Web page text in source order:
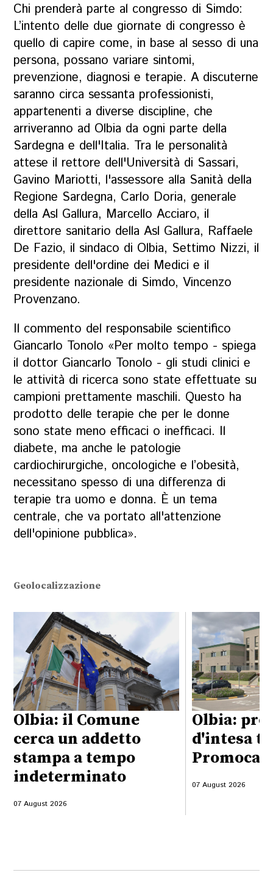
Chi prenderà parte al congresso di Simdo:
L’intento delle due giornate di congresso è
quello di capire come, in base al sesso di una
persona, possano variare sintomi,
prevenzione, diagnosi e terapie. A discuterne
saranno circa sessanta professionisti,
appartenenti a diverse discipline, che
arriveranno ad Olbia da ogni parte della
Sardegna e dell'Italia. Tra le personalità
attese il rettore dell'Università di Sassari,
Gavino Mariotti, l'assessore alla Sanità della
Regione Sardegna, Carlo Doria, generale
della Asl Gallura, Marcello Acciaro, il
direttore sanitario della Asl Gallura, Raffaele
De Fazio, il sindaco di Olbia, Settimo Nizzi, il
presidente dell'ordine dei Medici e il
presidente nazionale di Simdo, Vincenzo
Provenzano.
Il commento del responsabile scientifico
Giancarlo Tonolo «Per molto tempo - spiega
il dottor Giancarlo Tonolo - gli studi clinici e
le attività di ricerca sono state effettuate su
campioni prettamente maschili. Questo ha
prodotto delle terapie che per le donne
sono state meno efficaci o inefficaci. Il
diabete, ma anche le patologie
cardiochirurgiche, oncologiche e l’obesità,
necessitano spesso di una differenza di
terapie tra uomo e donna. È un tema
centrale, che va portato all'attenzione
dell'opinione pubblica».
Geolocalizzazione
Olbia: il Comune
cerca un addetto
stampa a tempo
indeterminato
07 August 2026
Olbia:
d'intesa
07 August 2026